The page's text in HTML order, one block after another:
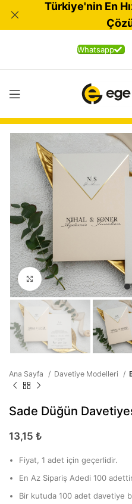
Whatsapp
Büyütmek için tıklayın
Ana Sayfa Davetiye Modelleri
Sade Düğün
13,15 ₺
Fiyat, 1 adet için geçerlidir.
En Az Sipariş Adedi 100
Bir kutuda 100 adet davetiye
Türkiye'nin En